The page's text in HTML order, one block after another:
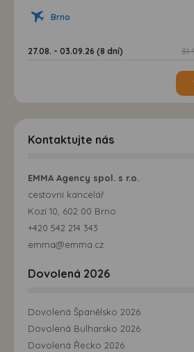
Brno
27.08. - 03.09.26 (8 dní) 31
Kontaktujte nás
EMMA Agency spol. s r.o.
cestovní kancelář
Kozí 10, 602 00 Brno
+420 542 214 343
emma@emma.cz
Dovolená 2026
Dovolená Španělsko 2026
Dovolená Bulharsko 2026
Dovolená Řecko 2026
možná bezprostřední identifikace
přizpůsobených Vašim zájmům.